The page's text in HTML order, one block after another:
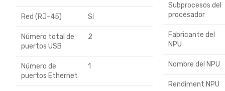
Red (RJ-45) Sí
Número total de
puertos USB
2
Número de
puertos Ethernet
1
Subprocesos del
procesador
Fabricante del
NPU
Nombre del NPU
Rendiment NPU